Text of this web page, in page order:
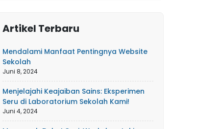
Artikel Terbaru
Mendalami Manfaat Pentingnya Website
Sekolah
Juni 8, 2024
Menjelajahi Keajaiban Sains: Eksperimen
Seru di Laboratorium Sekolah Kami!
Juni 4, 2024